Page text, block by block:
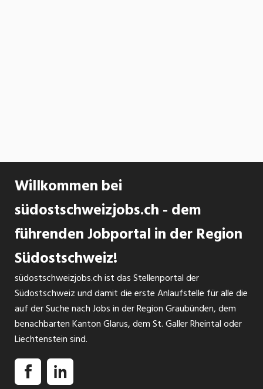
Willkommen bei
südostschweizjobs.ch - dem
führenden Jobportal in der Region
Südostschweiz!
südostschweizjobs.ch ist das Stellenportal der
Südostschweiz und damit die erste Anlaufstelle für alle die
auf der Suche nach Jobs in der Region Graubünden, dem
benachbarten Kanton Glarus, dem St. Galler Rheintal oder
Liechtenstein sind.